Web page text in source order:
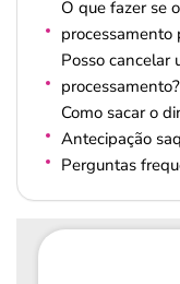
O que fazer se
processamento
Posso cancelar
processamento?
Como sacar o
Antecipação
Perguntas